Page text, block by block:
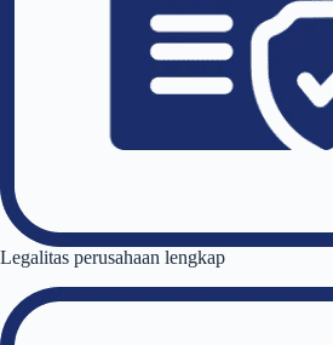
Legalitas perusahaan lengkap